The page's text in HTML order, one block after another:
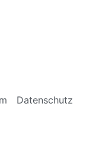
Datenschutz